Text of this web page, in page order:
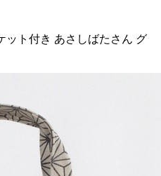
ット付き あさしばたさん グ